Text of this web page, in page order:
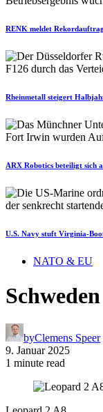
RENK meldet
Rheinmetall steigert
ARX Robotics beteiligt sich
U.S. Navy stuft Virginia-
NATO & EU
byClemens Speer
9. Januar 2025
1 minute read